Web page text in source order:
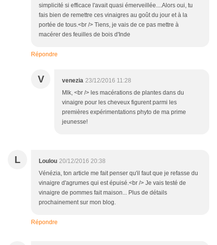
simplicité si efficace l'avait quasi émerveillée....Alors oui, tu
fais bien de remettre ces vinaigres au goût du jour et à la
portée de tous.<br /> Tiens, je vais de ce pas mettre à
macérer des feuilles de bois d'Inde
Répondre
V venezia 23/12/2016 11:28
Mlk, <br /> les macérations de plantes dans du
vinaigre pour les cheveux figurent parmi les
premières expérimentations phyto de ma prime
jeunesse!
L Loulou 20/12/2016 20:38
Vénézia, ton article me fait penser qu'il faut que je refasse du
vinaigre d'agrumes qui est épuisé.<br /> Je vais testé de
vinaigre de pommes fait maison... Plus de détails
prochainement sur mon blog.
Répondre